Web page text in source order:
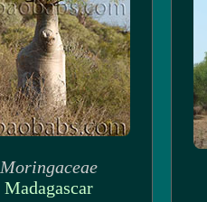
Moringaceae
Madagascar